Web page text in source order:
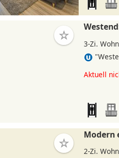
☆
3-Zi.
Aktuell
☆
Modern
2-Zi.